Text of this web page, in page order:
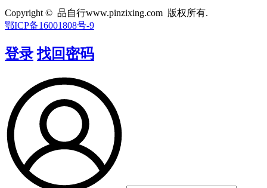
Copyright © 品自行www.pinzixing.com 版权所有.
鄂ICP备16001808号-9
登录 找回密码